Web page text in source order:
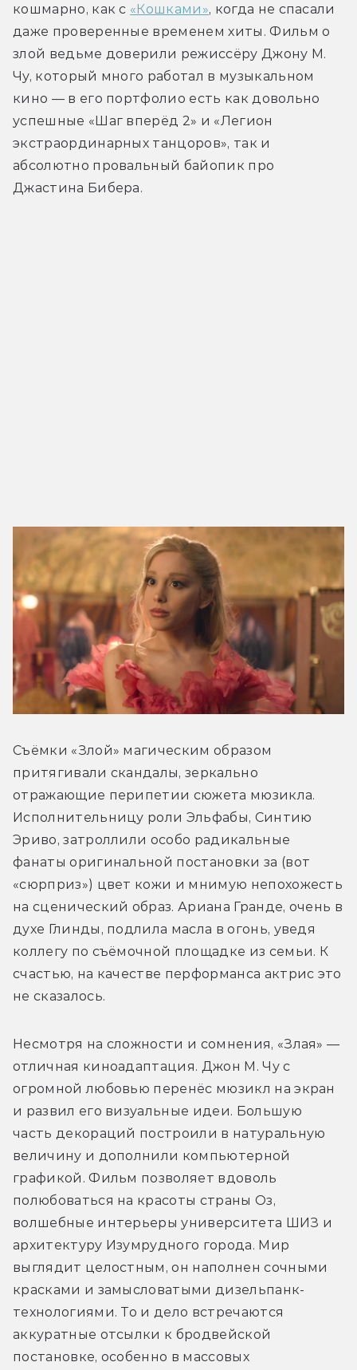
кошмарно, как с «Кошками», когда не спасали
даже проверенные временем хиты. Фильм о
злой ведьме доверили режиссёру Джону М.
Чу, который много работал в музыкальном
кино — в его портфолио есть как довольно
успешные «Шаг вперёд 2» и «Легион
экстраординарных танцоров», так и
абсолютно провальный байопик про
Джастина Бибера.
Съёмки «Злой» магическим образом
притягивали скандалы, зеркально
отражающие перипетии сюжета мюзикла.
Исполнительницу роли Эльфабы, Синтию
Эриво, затроллили особо радикальные
фанаты оригинальной постановки за (вот
«сюрприз») цвет кожи и мнимую непохожесть
на сценический образ. Ариана Гранде, очень в
духе Глинды, подлила масла в огонь, уведя
коллегу по съёмочной площадке из семьи. К
счастью, на качестве перформанса актрис это
не сказалось.
Несмотря на сложности и сомнения, «Злая» —
отличная киноадаптация. Джон М. Чу с
огромной любовью перенёс мюзикл на экран
и развил его визуальные идеи. Большую
часть декораций построили в натуральную
величину и дополнили компьютерной
графикой. Фильм позволяет вдоволь
полюбоваться на красоты страны Оз,
волшебные интерьеры университета ШИЗ и
архитектуру Изумрудного города. Мир
выглядит целостным, он наполнен сочными
красками и замысловатыми дизельпанк-
технологиями. То и дело встречаются
аккуратные отсылки к бродвейской
постановке, особенно в массовых